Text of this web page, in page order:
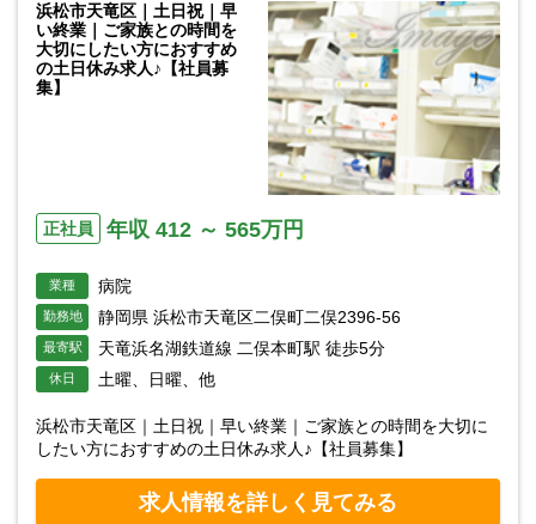
浜松市天竜区｜土日祝｜早
い終業｜ご家族との時間を
大切にしたい方におすすめ
の土日休み求人♪【社員募
集】
正社員 年収 412 ～ 565万円
業種 病院
勤務地 静岡県 浜松市天竜区二俣町二俣2396-56
最寄駅 天竜浜名湖鉄道線 二俣本町駅 徒歩5分
休日 土曜、日曜、他
浜松市天竜区｜土日祝｜早い終業｜ご家族との時間を大切に
したい方におすすめの土日休み求人♪【社員募集】
求人情報を詳しく見てみる